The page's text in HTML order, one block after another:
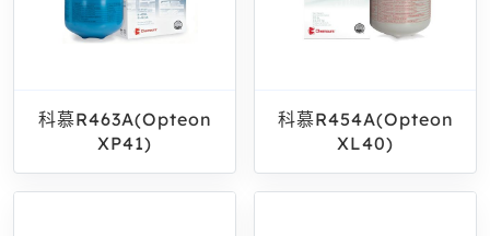
科慕R463A(Opteon
XP41)
科慕R454A(Opteon
XL40)